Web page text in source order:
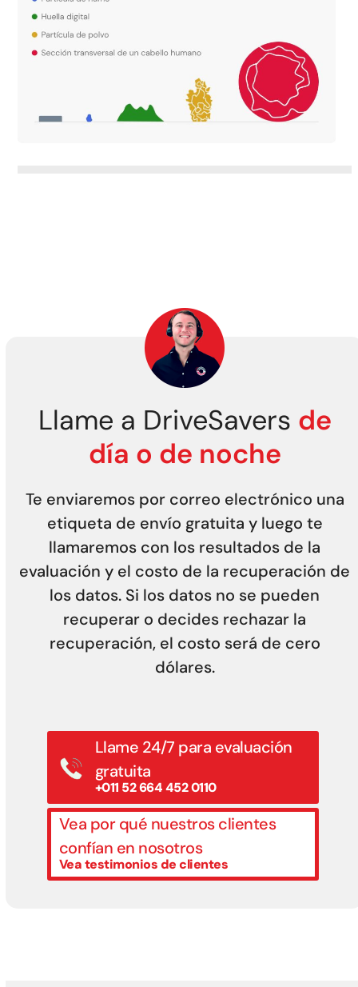
Llame a DriveSavers de
día o de noche
Te enviaremos por correo electrónico una
etiqueta de envío gratuita y luego te
llamaremos con los resultados de la
evaluación y el costo de la recuperación de
los datos. Si los datos no se pueden
recuperar o decides rechazar la
recuperación, el costo será de cero
dólares.
Llame 24/7 para evaluación
gratuita
+011 52 664 452 0110
Vea por qué nuestros clientes
confían en nosotros
Vea testimonios de clientes